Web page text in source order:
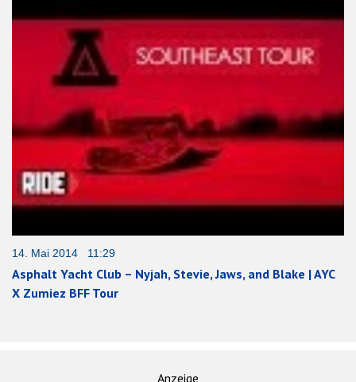
14. Mai 2014 11:29
Asphalt Yacht Club – Nyjah, Stevie, Jaws, and Blake | AYC
X Zumiez BFF Tour
Anzeige